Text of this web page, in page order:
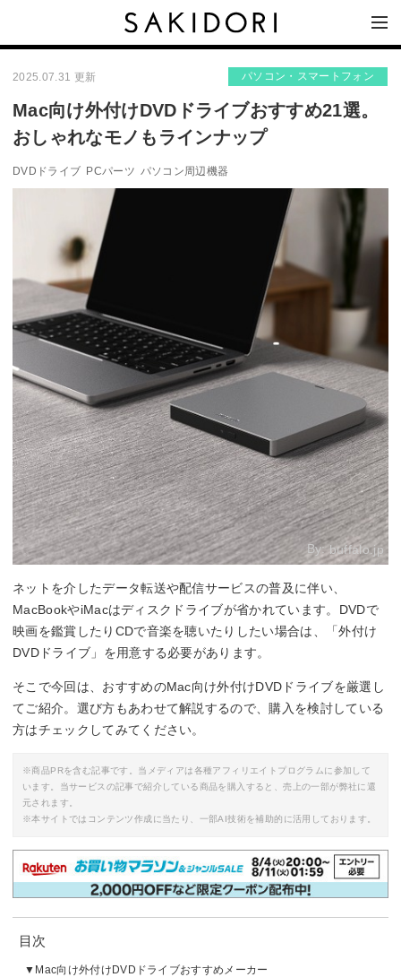
2025.07.31 更新 パソコン・スマートフォン
Mac向け外付けDVDドライブおすすめ21選。
おしゃれなモノもラインナップ
DVDドライブ PCパーツ パソコン周辺機器
By:buffalo.jp
ネットを介したデータ転送や配信サービスの普及に伴い、
MacBookやiMacはディスクドライブが省かれています。DVDで
映画を鑑賞したりCDで音楽を聴いたりしたい場合は、「外付け
DVDドライブ」を用意する必要があります。
そこで今回は、おすすめのMac向け外付けDVDドライブを厳選し
てご紹介。選び方もあわせて解説するので、購入を検討している
方はチェックしてみてください。
※商品PRを含む記事です。当メディアは各種アフィリエイトプログラムに参加して
います。当サービスの記事で紹介している商品を購入すると、売上の一部が弊社に還
元されます。
※本サイトではコンテンツ作成に当たり、一部AI技術を補助的に活用しております。
目次
Mac向け外付けDVDドライブおすすめメーカー